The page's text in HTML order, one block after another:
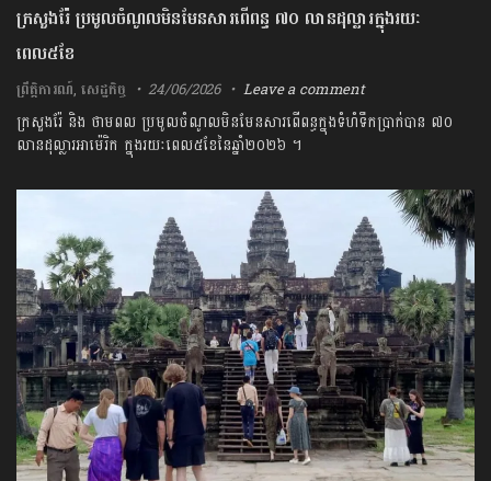
ក្រសួងរ៉ែ ប្រមូលចំណូលមិនមែនសារពើពន្ធ ៧០ លានដុល្លារក្នុងរយៈ
ពេល៥ខែ
ព្រឹត្តិការណ៍,សេដ្ឋកិច្ច 24/06/2026 Leave a comment
ក្រសួងរ៉ែ និង ថាមពល ប្រមូលចំណូលមិនមែនសារពើពន្ធក្នុងទំហំទឹកប្រាក់បាន ៧០
លានដុល្លារអាម៉េរិក ក្នុងរយៈពេល៥ខែនៃឆ្នាំ២០២៦ ។